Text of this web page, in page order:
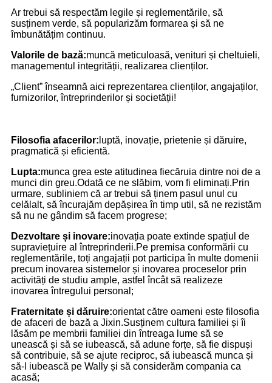
Ar trebui să respectăm legile și reglementările, să
susținem verde, să popularizăm formarea și să ne
îmbunătățim continuu.
Valorile de bază:muncă meticuloasă, venituri și cheltuieli,
managementul integrității, realizarea clienților.
„Client” înseamnă aici reprezentarea clienților, angajaților,
furnizorilor, întreprinderilor și societății!
Filosofia afacerilor: luptă, inovație, prietenie și dăruire,
pragmatică și eficientă.
Lupta:munca grea este atitudinea fiecăruia dintre noi de a
munci din greu.Odată ce ne slăbim, vom fi eliminați.Prin
urmare, subliniem că ar trebui să ținem pasul unul cu
celălalt, să încurajăm depășirea în timp util, să ne rezistăm
să nu ne gândim să facem progrese;
Dezvoltare și inovare:inovația poate extinde spațiul de
supraviețuire al întreprinderii.Pe premisa conformării cu
reglementările, toți angajații pot participa în multe domenii
precum inovarea sistemelor și inovarea proceselor prin
activități de studiu ample, astfel încât să realizeze
inovarea întregului personal;
Fraternitate și dăruire:orientat către oameni este filosofia
de afaceri de bază a Jixin.Susținem cultura familiei și îi
lăsăm pe membrii familiei din întreaga lume să se
unească și să se iubească, să adune forțe, să fie dispuși
să contribuie, să se ajute reciproc, să iubească munca și
să-l iubească pe Wally și să considerăm compania ca
acasă;